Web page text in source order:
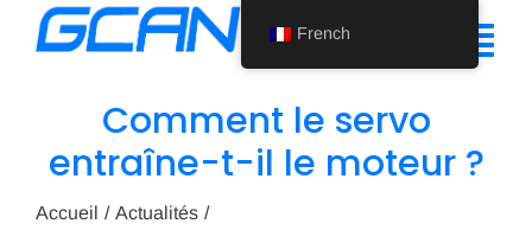
Comment le servo
entraîne-t-il le moteur ?
Accueil
Actualités
French